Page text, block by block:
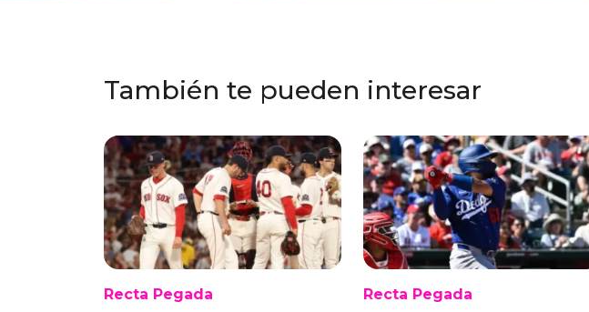
También te pueden interesar
Recta Pegada Recta Pegada